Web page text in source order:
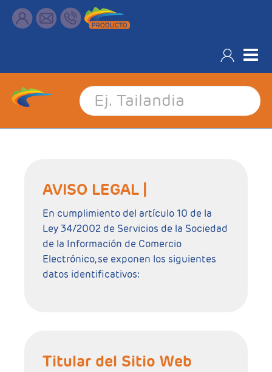
Aviso Legal
AVISO LEGAL |
En cumplimiento del artículo 10 de la
Ley 34/2002 de Servicios de la Sociedad
de la Información de Comercio
Electrónico, se exponen los siguientes
datos identificativos:
Titular del Sitio Web